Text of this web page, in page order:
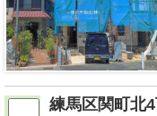
練馬区関町北4